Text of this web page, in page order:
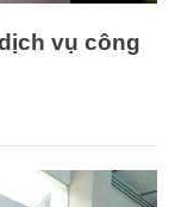
vụ công